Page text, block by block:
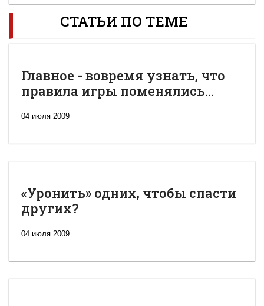
СТАТЬИ ПО ТЕМЕ
Главное - вовремя узнать, что
правила игры поменялись...
04 июля 2009
«Уронить» одних, чтобы спасти
других?
04 июля 2009